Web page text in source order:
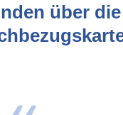
über die